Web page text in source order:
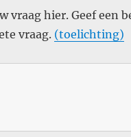
vraag hier. Geef een
vraag. (toelichting)